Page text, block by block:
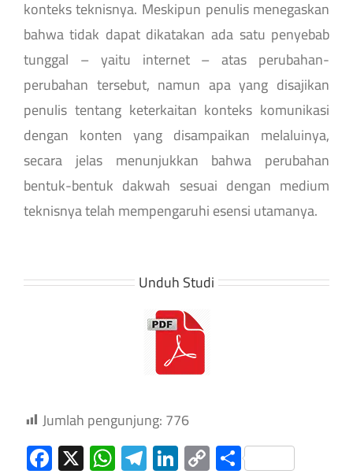
konteks teknisnya. Meskipun penulis menegaskan
bahwa tidak dapat dikatakan ada satu penyebab
tunggal – yaitu internet – atas perubahan-
perubahan tersebut, namun apa yang disajikan
penulis tentang keterkaitan konteks komunikasi
dengan konten yang disampaikan melaluinya,
secara jelas menunjukkan bahwa perubahan
bentuk-bentuk dakwah sesuai dengan medium
teknisnya telah mempengaruhi esensi utamanya.
Unduh Studi
Jumlah pengunjung:776
Facebook
X WhatsApp
Telegram
LinkedIn
CopyShare